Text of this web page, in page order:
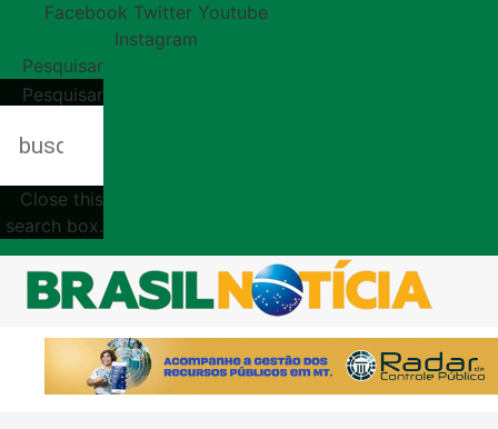
Facebook Twitter Youtube
Instagram
Pesquisar
Pesquisar
Close this
search box.